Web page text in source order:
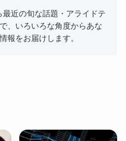
近の旬な話題・アライドテ
、いろいろな角度からあな
報をお届けします。